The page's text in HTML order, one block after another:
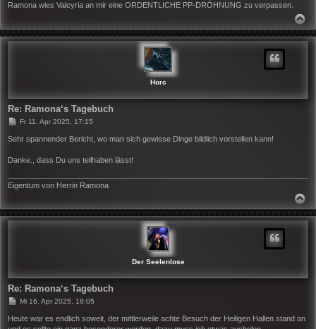
Ramona wies Valcyria an mir eine ORDENTLICHE PP-DRÖHNUNG zu verpassen.
C
Horc
Re: Ramona‘s Tagebuch
B
i
a
Fr 11. Apr 2025, 17:15
Sehr spannender Bericht, wo man sich gewisse Dinge bildlich vorstellen kann!
Danke., dass Du uns teilhaben lässt!
Eigentum von Herrin Ramona
C
Der Seelenlose
Re: Ramona‘s Tagebuch
B
i
t
Mi 16. Apr 2025, 18:05
Heute war es endlich soweit, der mittlerweile achte Besuch der Heiligen Hallen stand an